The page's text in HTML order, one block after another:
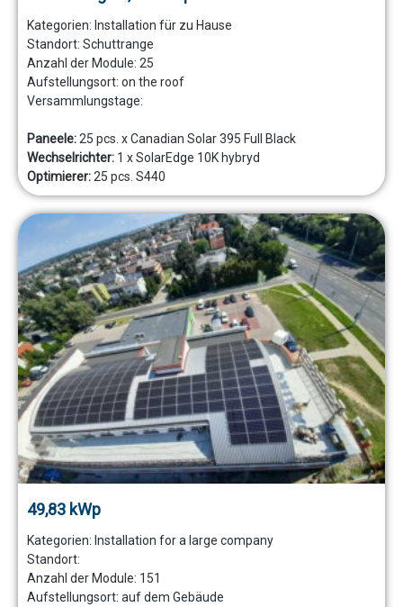
Kategorien: Installation für zu Hause
Standort: Schuttrange
Anzahl der Module: 25
Aufstellungsort: on the roof
Versammlungstage:
Paneele:25 pcs. x Canadian Solar 395 Full Black
Wechselrichter: 1 x SolarEdge 10K hybryd
Optimierer:25 pcs. S440
49,83 kWp
Kategorien: Installation for a large company
Standort:
Anzahl der Module: 151
Aufstellungsort: auf dem Gebäude